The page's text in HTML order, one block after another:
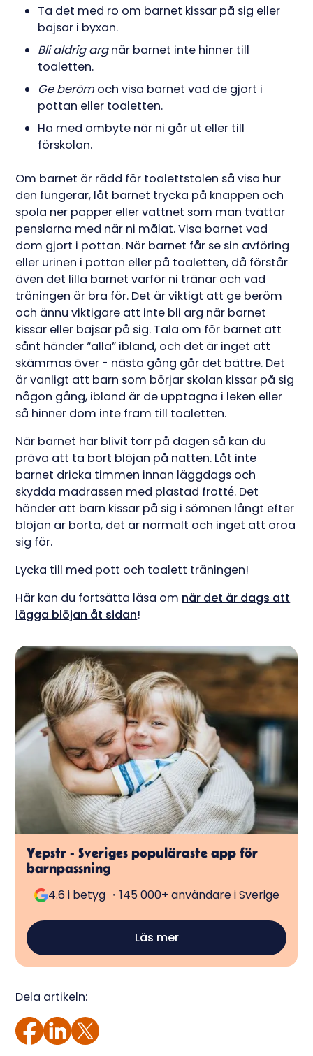
Ta det med ro om barnet kissar på sig eller
bajsar i byxan.
Bli aldrig argnär barnet inte hinner till
toaletten.
Ge beröm och visa barnet vad de gjort i
pottan eller toaletten.
Ha med ombyte när ni går ut eller till
förskolan.
Om barnet är rädd för toalettstolen så visa hur
den fungerar, låt barnet trycka på knappen och
spola ner papper eller vattnet som man tvättar
penslarna med när ni målat. Visa barnet vad
dom gjort i pottan. När barnet får se sin avföring
eller urinen i pottan eller på toaletten, då förstår
även det lilla barnet varför ni tränar och vad
träningen är bra för. Det är viktigt att ge beröm
och ännu viktigare att inte bli arg när barnet
kissar eller bajsar på sig. Tala om för barnet att
sånt händer “alla” ibland, och det är inget att
skämmas över - nästa gång går det bättre. Det
är vanligt att barn som börjar skolan kissar på sig
någon gång, ibland är de upptagna i leken eller
så hinner dom inte fram till toaletten.
När barnet har blivit torr på dagen så kan du
pröva att ta bort blöjan på natten. Låt inte
barnet dricka timmen innan läggdags och
skydda madrassen med plastad frotté. Det
händer att barn kissar på sig i sömnen långt efter
blöjan är borta, det är normalt och inget att oroa
sig för.
Lycka till med pott och toalett träningen!
Här kan du fortsätta läsa om när det är dags att
lägga blöjan åt sidan!
Yepstr - Sveriges populäraste app för
barnpassning
4.6 i betyg ・145 000+ användare i Sverige
Läs mer
Dela artikeln: